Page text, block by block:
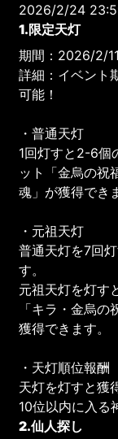
2026/2/24
1.限定天灯
期間：2026/2/
詳細：イベント
可能！
・普通天灯
1回灯すと2-6個
ット「金烏の祝
魂」が獲得でき
・元祖天灯
普通天灯を7回
す。
元祖天灯を灯す
「キラ・金烏
獲得できます。
・天灯順位報酬
天灯を灯すと獲
10位以内に入る
2.仙人探し